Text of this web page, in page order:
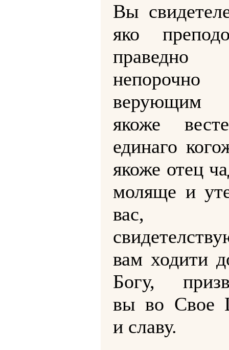
Вы
яко
верующим
якоже
единаго
якоже отец
моляще и
вам ходити
Богу,
вы во Свое
и славу.